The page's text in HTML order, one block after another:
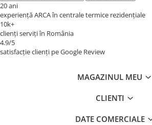
20 ani
experiență ARCA în centrale termice rezidențiale
10k+
clienți serviți în România
4.9/5
satisfacție clienți pe Google Review
MAGAZINUL MEU
CLIENTI
DATE COMERCIALE